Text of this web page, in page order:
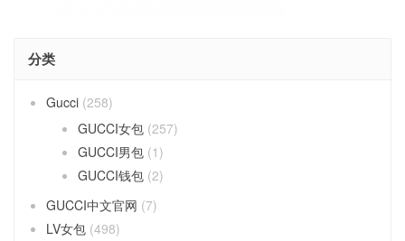
分类
Gucci (258)
GUCCI女包 (257)
GUCCI男包 (1)
GUCCI钱包 (2)
GUCCI中文官网 (7)
LV女包 (498)